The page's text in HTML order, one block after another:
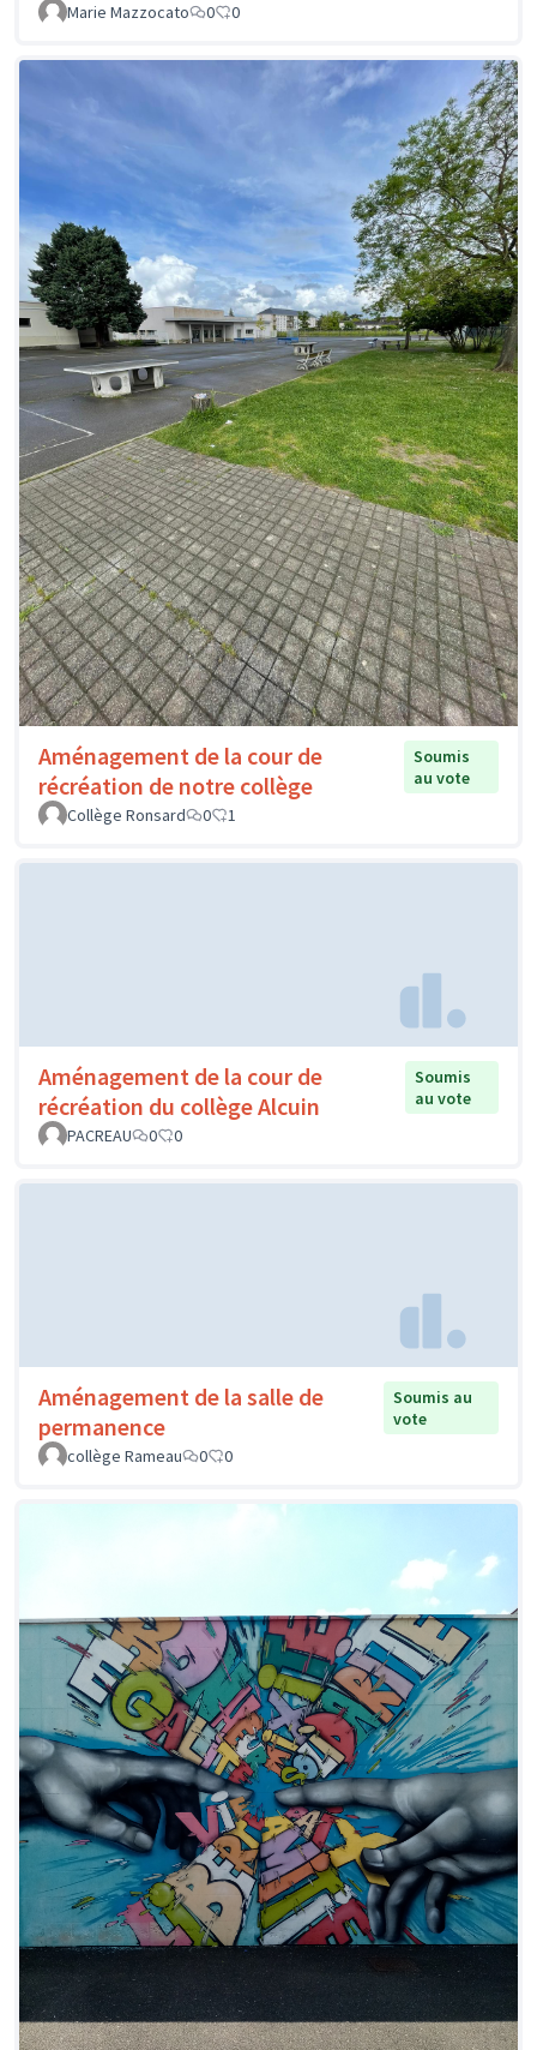
Marie Mazzocato
0 0
Aménagement de la cour de
récréation de notre collège
Soumis
au vote
Collège Ronsard
0 1
Aménagement de la cour de
récréation du collège Alcuin
Soumis
au vote
PACREAU
0 0
Aménagement de la salle de
permanence
Soumis au
vote
collège Rameau
0 0